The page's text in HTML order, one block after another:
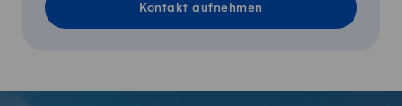
Kontakt aufnehmen